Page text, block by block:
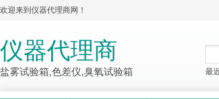
欢迎来到仪器代理商网！
仪器代理商
盐雾试验箱,色差仪,臭氧试验箱 最